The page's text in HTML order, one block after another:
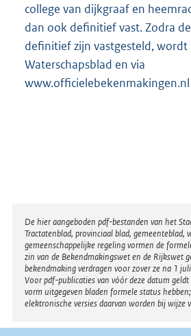
college van dijkgraaf en
dan ook definitief vast. Zodra
definitief zijn vastgesteld,
Waterschapsblad en via
Disclaimer
De hier aangeboden pdf-bestanden van het
Tractatenblad, provinciaal blad, gemeenteblad,
gemeenschappelijke regeling vormen de
zin van de Bekendmakingswet en de Rijkswet
bekendmaking verdragen voor zover ze na 1
Voor pdf-publicaties van vóór deze datum
vorm uitgegeven bladen formele status
elektronische versies daarvan worden bij wijze